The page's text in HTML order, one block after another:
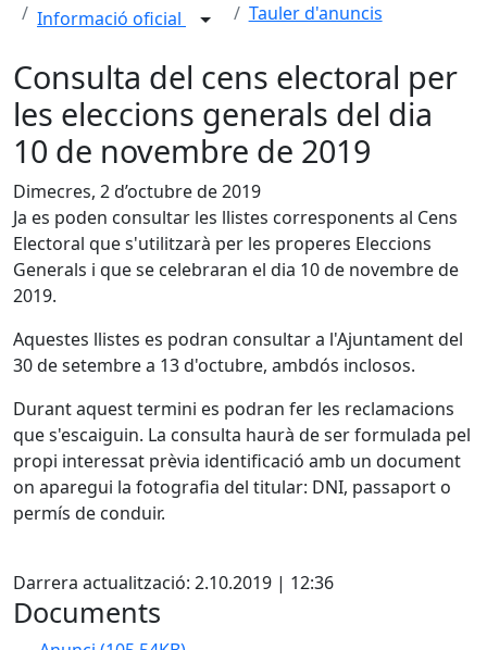
Informació oficial
Tauler d'anuncis
Consulta del cens electoral per
les eleccions generals del dia
10 de novembre de 2019
Dimecres, 2 d’octubre de 2019
Ja es poden consultar les llistes corresponents al Cens
Electoral que s'utilitzarà per les properes Eleccions
Generals i que se celebraran el dia 10 de novembre de
2019.
Aquestes llistes es podran consultar a l'Ajuntament del
30 de setembre a 13 d'octubre, ambdós inclosos.
Durant aquest termini es podran fer les reclamacions
que s'escaiguin. La consulta haurà de ser formulada pel
propi interessat prèvia identificació amb un document
on aparegui la fotografia del titular: DNI, passaport o
permís de conduir.
Darrera actualització: 2.10.2019 | 12:36
Documents